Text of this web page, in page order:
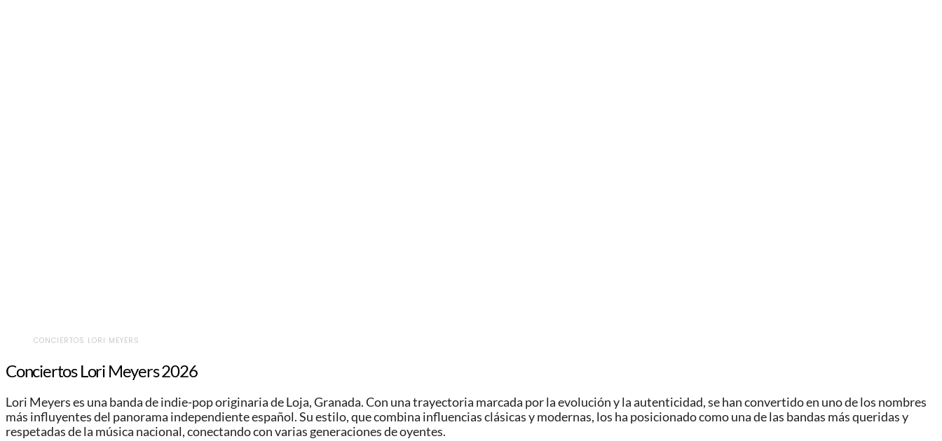
CONCIERTOS LORI MEYERS
Conciertos Lori Meyers 2026
Lori Meyers es una banda de indie-pop originaria de Loja, Granada. Con una trayectoria marcada por la evolución y la autenticidad, se han convertido en uno de los nombres
más influyentes del panorama independiente español. Su estilo, que combina influencias clásicas y modernas, los ha posicionado como una de las bandas más queridas y
respetadas de la música nacional, conectando con varias generaciones de oyentes.